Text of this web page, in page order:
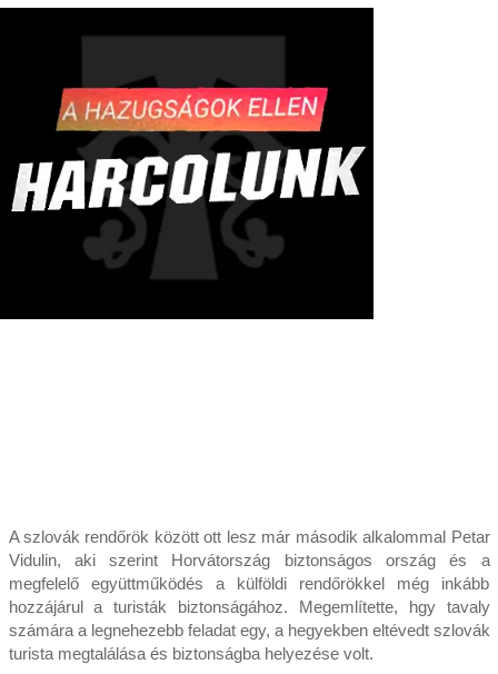
A szlovák rendőrök között ott lesz már második alkalommal Petar
Vidulin, aki szerint Horvátország biztonságos ország és a
megfelelő együttműködés a külföldi rendőrökkel még inkább
hozzájárul a turisták biztonságához. Megemlítette, hgy tavaly
számára a legnehezebb feladat egy, a hegyekben eltévedt szlovák
turista megtalálása és biztonságba helyezése volt.